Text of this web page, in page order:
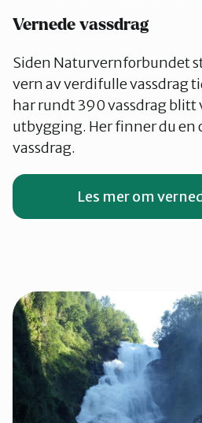
Vernede vassdrag
Siden Naturvernforbundet
vern av verdifulle vassdrag
har rundt 390 vassdrag blitt
utbygging. Her finner du en
vassdrag.
Les mer om